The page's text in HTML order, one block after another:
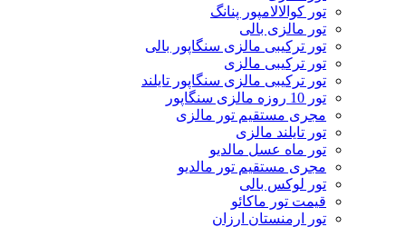
تور کوالالامپور پنانگ
تور مالزی بالی
تور ترکیبی مالزی سنگاپور بالی
تور ترکیبی مالزی
تور ترکیبی مالزی سنگاپور تایلند
تور 10 روزه مالزی سنگاپور
مجری مستقیم تور مالزی
تور تایلند مالزی
تور ماه عسل مالدیو
مجری مستقیم تور مالدیو
تور لوکس بالی
قیمت تور ماکائو
تور ارمنستان ارزان